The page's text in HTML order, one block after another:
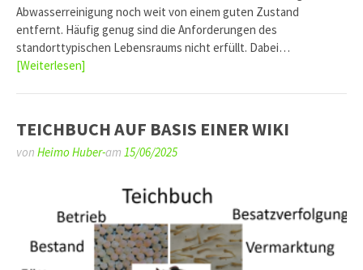
Abwasserreinigung noch weit von einem guten Zustand
entfernt. Häufig genug sind die Anforderungen des
standorttypischen Lebensraums nicht erfüllt. Dabei…
[Weiterlesen]
TEICHBUCH AUF BASIS EINER WIKI
von Heimo Huber-am 15/06/2025